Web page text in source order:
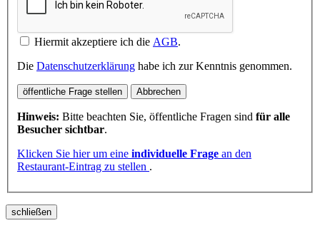
Hiermit akzeptiere ich die AGB.
Die Datenschutzerklärung habe ich zur Kenntnis genommen.
öffentliche Frage stellen Abbrechen
Hinweis: Bitte beachten Sie, öffentliche Fragen sind für alle
Besucher sichtbar.
Klicken Sie hier um eine individuelle Frage an den
Restaurant-Eintrag zu stellen .
schließen